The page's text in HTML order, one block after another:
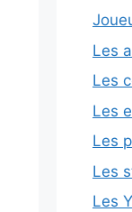
Les
Les
Les
Les
Les
Les